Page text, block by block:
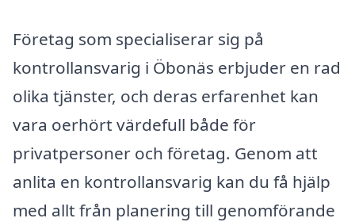
Företag som specialiserar sig på
kontrollansvarig i Öbonäs erbjuder en rad
olika tjänster, och deras erfarenhet kan
vara oerhört värdefull både för
privatpersoner och företag. Genom att
anlita en kontrollansvarig kan du få hjälp
med allt från planering till genomförande